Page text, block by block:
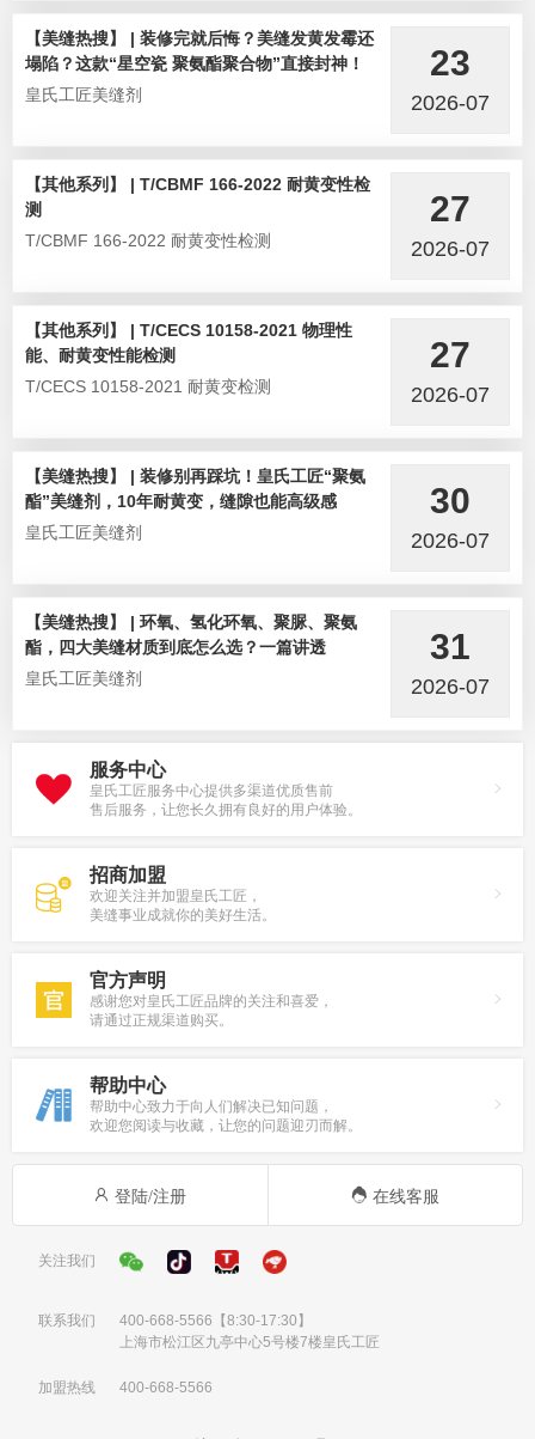
【美缝热搜】 | 装修完就后悔？美缝发黄发霉还
塌陷？这款“星空瓷 聚氨酯聚合物”直接封神！
皇氏工匠美缝剂
23
2026-07
【其他系列】 | T/CBMF 166-2022 耐黄变性检
测
T/CBMF 166-2022 耐黄变性检测
27
2026-07
【其他系列】 | T/CECS 10158-2021 物理性
能、耐黄变性能检测
T/CECS 10158-2021 耐黄变检测
27
2026-07
【美缝热搜】 | 装修别再踩坑！皇氏工匠“聚氨
酯”美缝剂，10年耐黄变，缝隙也能高级感
皇氏工匠美缝剂
30
2026-07
【美缝热搜】 | 环氧、氢化环氧、聚脲、聚氨
酯，四大美缝材质到底怎么选？一篇讲透
皇氏工匠美缝剂
31
2026-07
服务中心
皇氏工匠服务中心提供多渠道优质售前
售后服务，让您长久拥有良好的用户体验。
招商加盟
欢迎关注并加盟皇氏工匠，
美缝事业成就你的美好生活。
官方声明
感谢您对皇氏工匠品牌的关注和喜爱，
请通过正规渠道购买。
帮助中心
帮助中心致力于向人们解决已知问题，
欢迎您阅读与收藏，让您的问题迎刃而解。
登陆/注册 在线客服
关注我们
联系我们 400-668-5566 【8:30-17:30】
上海市松江区九亭中心5号楼7楼皇氏工匠
加盟热线 400-668-5566